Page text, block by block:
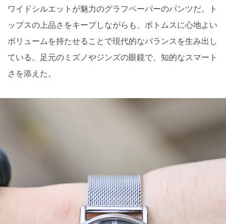
ワイドシルエットが魅力のグラフペーパーのパンツだ。ト
ップスの上品さをキープしながらも、ボトムスに心地よい
ボリュームを持たせることで現代的なバランスを生み出し
ている。足元のミズノやジンズの眼鏡で、知的なスマート
さを添えた。